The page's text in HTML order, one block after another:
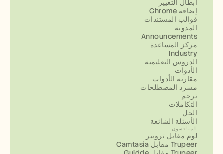
أبطال التغيير
إضافة Chrome
قوالب المستندات
المدونة
Announcements
مركز المساعدة
Industry
الدروس التعليمية
الأدوات
مقارنة الأدوات
مسرد المصطلحات
ترجم
التكاملات
الحل
الأسئلة الشائعة
المنافسون
لوم مقابل تروبير
Camtasia مقابل Trupeer